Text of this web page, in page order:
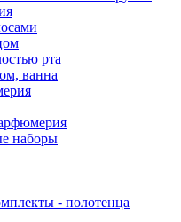
рта
ванна
наборы
- полотенца